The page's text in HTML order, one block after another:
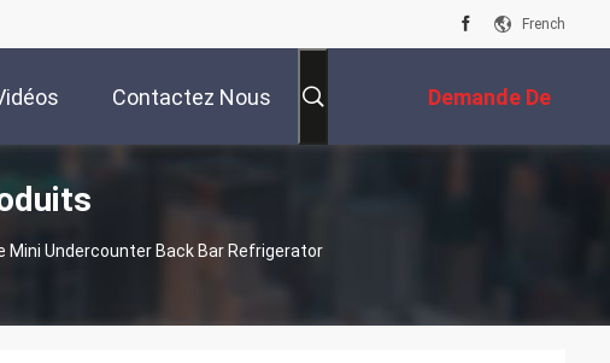
French
Contactez Nous Demande De
Soumission
Mini Undercounter Back Bar Refrigerator